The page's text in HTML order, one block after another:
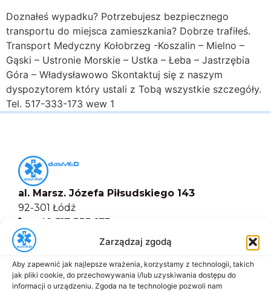
Zarządzaj zgodą
Aby zapewnić jak najlepsze wrażenia, korzystamy z technologii, takich
jak pliki cookie, do przechowywania i/lub uzyskiwania dostępu do
informacji o urządzeniu. Zgoda na te technologie pozwoli nam
Doznałeś wypadku? Potrzebujesz bezpiecznego
transportu do miejsca zamieszkania? Dobrze trafiłeś.
Transport Medyczny Kołobrzeg -Koszalin – Mielno –
Gąski – Ustronie Morskie – Ustka – Łeba – Jastrzębia
Góra – Władysławowo Skontaktuj się z naszym
dyspozytorem który ustali z Tobą wszystkie szczegóły.
Tel. 517-333-173 wew 1
al. Marsz. Józefa Piłsudskiego 143
92-301 Łódź
+48 517-333-173
biuro@dasmed.pl
Menu
Start